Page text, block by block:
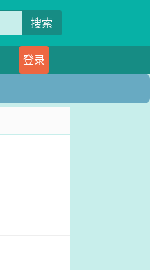
搜索
登录